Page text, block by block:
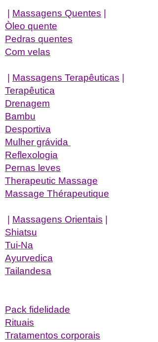
Massagens Quentes
Òleo quente
Pedras quentes
Com velas
Massagens Terapêuticas
Terapêutica
Drenagem
Bambu
Desportiva
Mulher grávida
Reflexologia
Pernas leves
Therapeutic Massage
Massage Thérapeutique
Massagens Orientais
Shiatsu
Tui-Na
Ayurvedica
Tailandesa
Pack fidelidade
Rituais
Tratamentos corporais